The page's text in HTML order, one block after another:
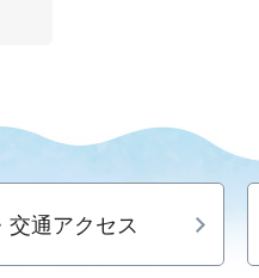
交通アクセス